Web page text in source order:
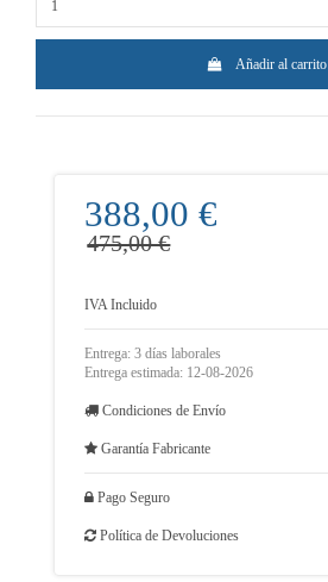
Añadir al carrito
388,00 €
475,00 €
IVA Incluido
Entrega: 3 días laborales
Entrega estimada: 12-08-2026
Condiciones de Envío
Garantía Fabricante
Pago Seguro
 Política de Devoluciones